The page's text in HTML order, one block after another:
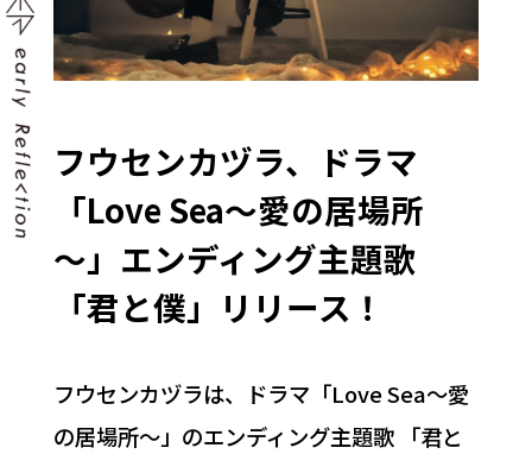
フウセンカヅラ、ドラマ
「Love Sea～愛の居場所
～」エンディング主題歌
「君と僕」リリース！
フウセンカヅラは、ドラマ「Love Sea～愛
の居場所～」のエンディング主題歌 「君と